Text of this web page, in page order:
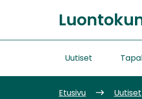
sisältöön
Etusivu
Uutiset
Etusivu
Uutiset